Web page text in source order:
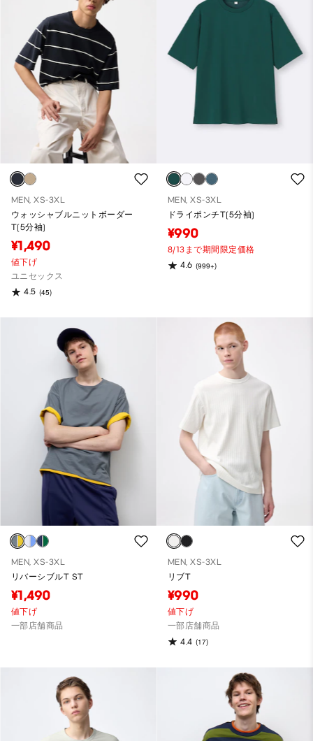
MEN, XS-3XL
ウォッシャブルニットボーダー
T(5分袖)
¥1,490
値下げ
ユニセックス
4.5 (45)
MEN, XS-3XL
ドライポンチT(5分袖)
¥990
8/13まで期間限定価格
4.6 (999+)
MEN, XS-3XL
リバーシブルT ST
¥1,490
値下げ
一部店舗商品
MEN, XS-3XL
リブT
¥990
値下げ
一部店舗商品
4.4 (17)